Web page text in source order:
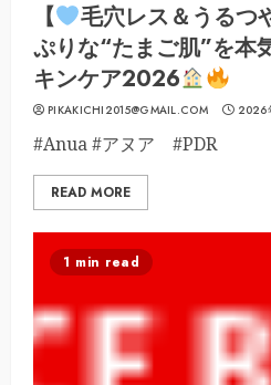
【 毛穴レス＆うるつ
ぷりな“たまご肌”を本
キンケア2026
PIKAKICHI2015@GMAIL.COM 2026
#Anua #アヌア #PDR
READ MORE
1 min read